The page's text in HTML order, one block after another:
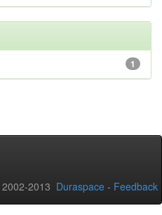
1
2013 Duraspace - Feedback